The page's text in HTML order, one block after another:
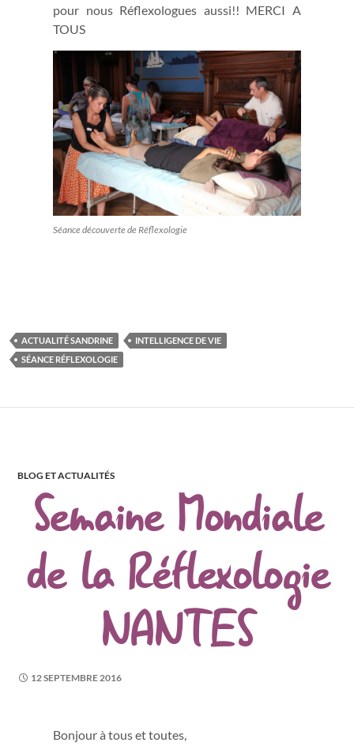
pour nous Réflexologues aussi!! MERCI A
TOUS
Séance découverte de Réflexologie
ACTUALITÉ SANDRINE
INTELLIGENCE DE VIE
SÉANCE RÉFLEXOLOGIE
BLOG ET ACTUALITÉS
Semaine Mondiale
de la Réflexologie
NANTES
12 SEPTEMBRE 2016
Bonjour à tous et toutes,